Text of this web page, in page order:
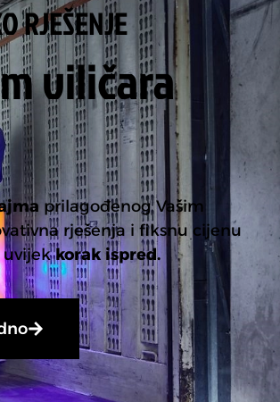
RJEŠENJE
viličara
prilagođenog Vašim
rješenja i fiksnu cijenu
uvijekkorak ispred.